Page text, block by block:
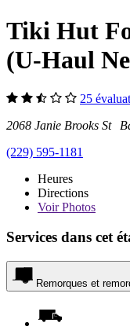
Tiki Hut
(U-Haul
25
2068 Janie Brooks St
(229) 595-1181
Heures
Directions
VoirPhotos
Services dans cet
Remorques et